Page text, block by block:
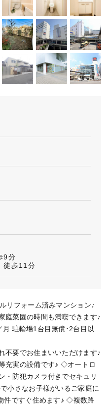
9分
徒歩11分
リフォーム済みマンション♪
庭菜園の時間も満喫できます♪
駐輪場1台目無償･2台目以
不要でお住まいいただけます♪
充実の設備です♪ ◇オートロ
・防犯カメラ付きでセキュリ
小さなお子様がいるご家庭に
件ですぐ住めます♪ ◇複数路